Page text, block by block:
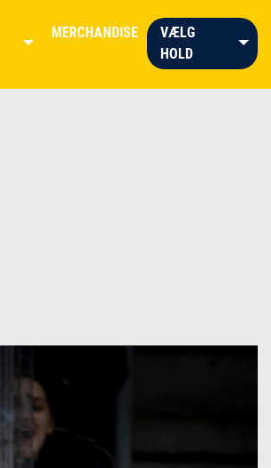
MERCHANDISE
VÆLG
HOLD